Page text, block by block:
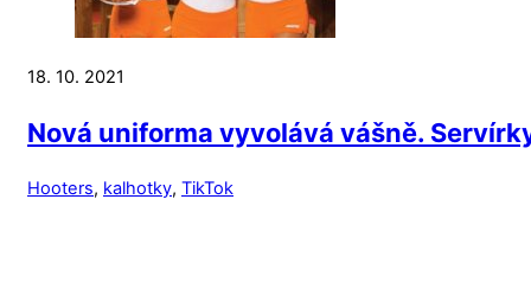
18. 10. 2021
Nová uniforma vyvolává vášně.
Hooters, kalhotky, TikTok